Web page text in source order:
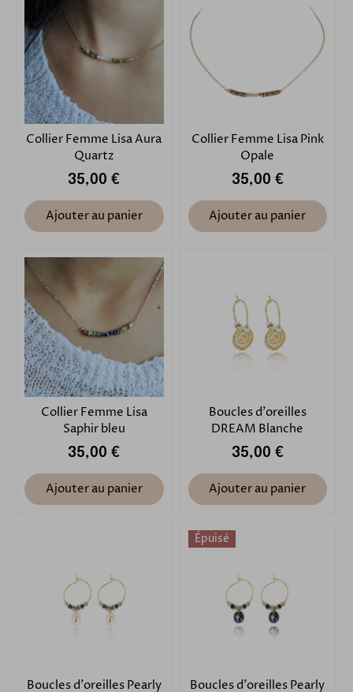
Collier Femme Lisa Aura
Quartz
35,00 €
Ajouter au panier
Collier Femme Lisa Pink
Opale
35,00 €
Ajouter au panier
Collier Femme Lisa
Saphir bleu
35,00 €
Ajouter au panier
Boucles d'oreilles
DREAM Blanche
35,00 €
Ajouter au panier
Boucles d'oreilles Pearly
Épuisé
Boucles d'oreilles Pearly